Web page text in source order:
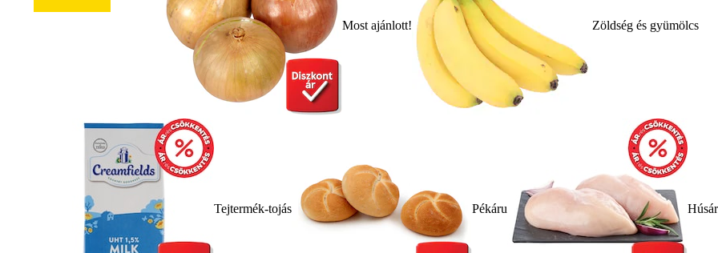
Most ajánlott! Zöldség és gyümölcs
Tejtermék-tojás Pékáru